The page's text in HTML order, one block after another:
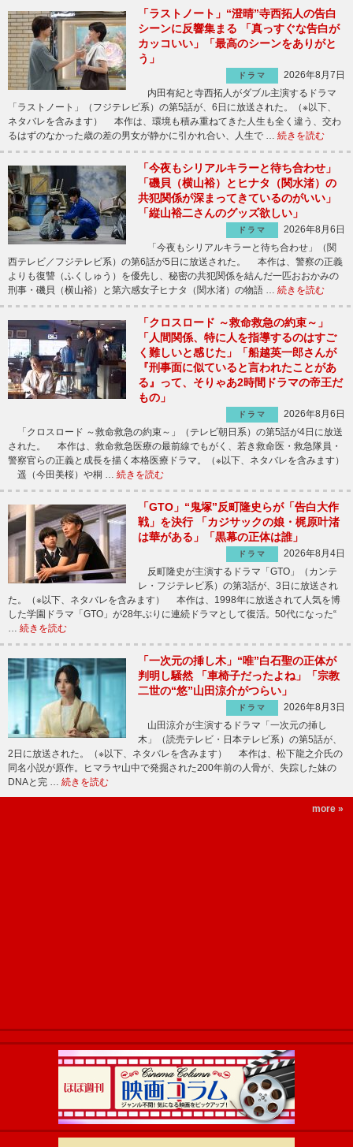
「ラストノート」“澄晴”寺西拓人の告白
シーンに反響集まる 「真っすぐな告白が
カッコいい」「最高のシーンをありがと
う」
ドラマ
2026年8月7日
内田有紀と寺西拓人がダブル主演するドラマ
「ラストノート」（フジテレビ系）の第5話が、6日に放送された。（※以下、
ネタバレを含みます） 本作は、環境も積み重ねてきた人生も全く違う、交わ
るはずのなかった歳の差の男女が静かに引かれ合い、人生で … 続きを読む
「今夜もシリアルキラーと待ち合わせ」
「磯貝（横山裕）とヒナタ（関水渚）の
共犯関係が深まってきているのがいい」
「縦山裕二さんのグッズ欲しい」
ドラマ
2026年8月6日
「今夜もシリアルキラーと待ち合わせ」（関
西テレビ／フジテレビ系）の第6話が5日に放送された。 本作は、警察の正義
よりも復讐（ふくしゅう）を優先し、秘密の共犯関係を結んだ一匹おおかみの
刑事・磯貝（横山裕）と第六感女子ヒナタ（関水渚）の物語 … 続きを読む
「クロスロード ～救命救急の約束～」
「人間関係、特に人を指導するのはすご
く難しいと感じた」「船越英一郎さんが
『刑事面に似ていると言われたことがあ
る』って、そりゃあ2時間ドラマの帝王だ
もの」
ドラマ
2026年8月6日
「クロスロード ～救命救急の約束～」（テレビ朝日系）の第5話が4日に放送
された。 本作は、救命救急医療の最前線でもがく、若き救命医・救急隊員・
警察官らの正義と成長を描く本格医療ドラマ。（※以下、ネタバレを含みます）
遥（今田美桜）や桐 … 続きを読む
「GTO」“鬼塚”反町隆史らが「告白大作
戦」を決行 「カジサックの娘・梶原叶渚
は華がある」「黒幕の正体は誰」
ドラマ
2026年8月4日
反町隆史が主演するドラマ「GTO」（カンテ
レ・フジテレビ系）の第3話が、3日に放送され
た。（※以下、ネタバレを含みます） 本作は、1998年に放送されて人気を博
した学園ドラマ「GTO」が28年ぶりに連続ドラマとして復活。50代になった“
続きを読む
「一次元の挿し木」“唯”白石聖の正体が
判明し騒然 「車椅子だったよね」「宗教
二世の“悠”山田涼介がつらい」
ドラマ
2026年8月3日
山田涼介が主演するドラマ「一次元の挿し
木」（読売テレビ・日本テレビ系）の第5話が、
2日に放送された。（※以下、ネタバレを含みます） 本作は、松下龍之介氏の
同名小説が原作。ヒマラヤ山中で発掘された200年前の人骨が、失踪した妹の
DNAと完 … 続きを読む
more »